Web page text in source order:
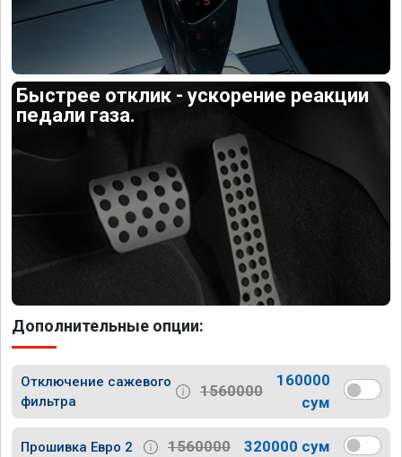
Быстрее отклик - ускорение реакции
педали газа.
Дополнительные опции:
Отключение сажевого
фильтра
1560000
160000
сум
Прошивка Евро 2 1560000 320000 сум